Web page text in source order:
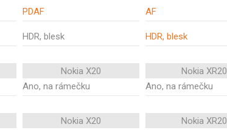
PDAF AF
HDR, blesk HDR, blesk
Nokia X20 Nokia XR20
Ano, na rámečku Ano, na rámečku
Nokia X20 Nokia XR20